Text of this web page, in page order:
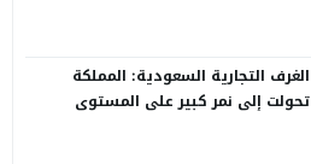
الغرف التجارية السعودية: المملكة
تحولت إلى نمر كبير على المستوى